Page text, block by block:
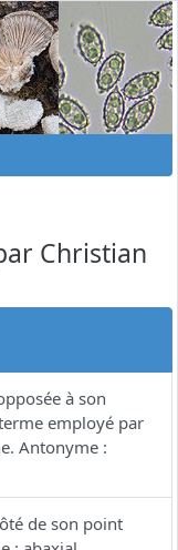
Christian
à son
employé par
Antonyme :
de son point